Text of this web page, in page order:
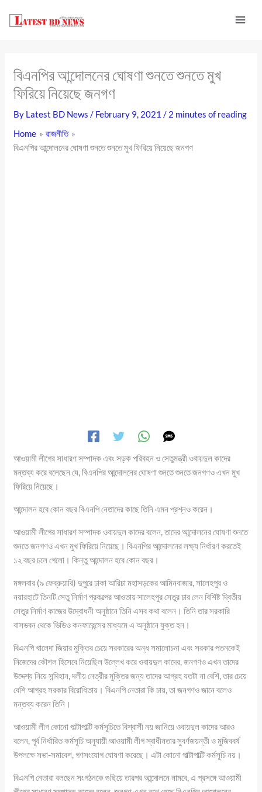
বিএনপির আন্দোলনের ঘোষণা শুনতে শুনতে মুখ
ফিরিয়ে নিয়েছে জনগণ
By Latest BD News/ February 9, 2021/ 2 minutes of reading
Home
রাজনীতি
বিএনপির আন্দোলনের ঘোষণা শুনতে শুনতে মুখ ফিরিয়ে নিয়েছে জনগণ
আওয়ামী লীগের সাধারণ সম্পাদক এবং সড়ক পরিবহন ও সেতুমন্ত্রী ওবায়দুল কাদের
মন্তব্য করে বলেছেন যে, বিএনপির আন্দোলনের ঘোষণা শুনতে শুনতে জনগণও এখন মুখ
ফিরিয়ে নিয়েছে।
আন্দোলন হবে কোন বছর বিএনপি নেতাদের কাছে তিনি এমন প্রশ্নও করেন।
আওয়ামী লীগের সাধারণ সম্পাদক ওবায়দুল কাদের বলেন, তাদের আন্দোলনের ঘোষণা শুনতে
শুনতে জনগণও এখন মুখ ফিরিয়ে নিয়েছে। বিএনপির আন্দোলনের লক্ষ্য নির্ধারণ করতেই
১২ বছর চলে গেলো। কিন্তু আন্দোলন হবে কোন বছর।
মঙ্গলবার (৯ ফেব্রুয়ারি) দুপুরে ঢাকা আরিচা মহাসড়কের আমিনবাজার, সালেহপুর ও
নয়ারহাটে তিনটি সেতু নির্মাণ প্রকল্পের আওতায় সালেহপুর সেতুর চার লেন বিশিষ্ট দ্বিতীয়
সেতুর নির্মাণ কাজের উদ্বোধনী অনুষ্ঠানে তিনি এসব কথা বলেন। তিনি তার সরকারি
বাসভবন থেকে ভিডিও কনফারেন্সের মাধ্যমে এ অনুষ্ঠানে যুক্ত হন।
বিএনপি খালেদা জিয়ার মুক্তির চেয়ে সরকারের অন্ধ সমালোচনা এবং সরকার পতনকেই
নিজেদের কৌশল হিসেবে নিয়েছিল উল্লেখ করে ওবায়দুল কাদের, জনগণও এখন তাদের
উদ্দেশ্য নিয়ে সন্দিহান, দলীয় নেত্রীর মুক্তির জন্য তাদের আগ্রহ যতটা না বেশি, তার চেয়ে
বেশি আগ্রহ সরকার বিরোধিতায়। বিএনপি নেতারা কি চায়, তা জনগণও জানে বলেও
মন্তব্য করেন তিনি।
আওয়ামী লীগ কোনো পাল্টাপাল্টি কর্মসূচিতে বিশ্বাসী নয় জানিয়ে ওবায়দুল কাদের আরও
বলেন, পূর্ব নির্ধারিত কর্মসূচি অনুযায়ী আওয়ামী লীগ স্বাধীনতার সুবর্ণজয়ন্তী ও মুজিববর্ষ
উপলক্ষে সভা-সমাবেশ, গণসংযোগ ঘোষণা করেছে। এটা কোনো পাল্টাপাল্টি কর্মসূচি নয়।
বিএনপি নেতারা বলছেন সংগঠনকে গুছিয়ে তারপর আন্দোলনে নামবে, এ প্রসঙ্গে আওয়ামী